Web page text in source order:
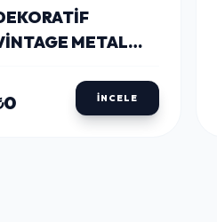
METAL
İNCELE